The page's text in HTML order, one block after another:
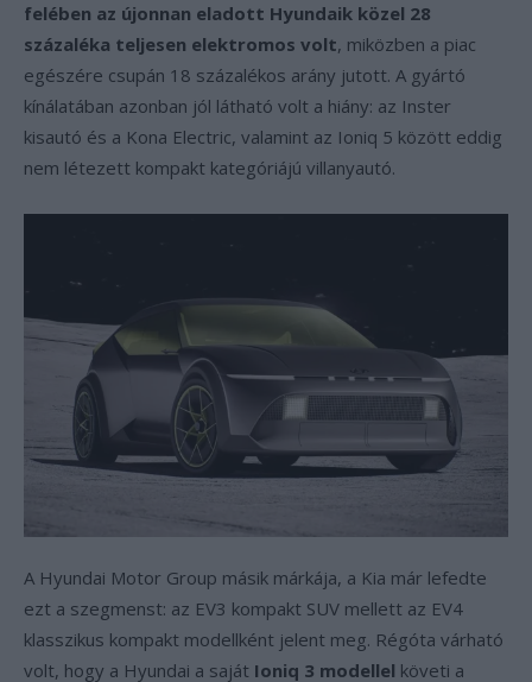
felében az újonnan eladott Hyundaik közel 28
százaléka teljesen elektromos volt, miközben a piac
egészére csupán 18 százalékos arány jutott. A gyártó
kínálatában azonban jól látható volt a hiány: az Inster
kisautó és a Kona Electric, valamint az Ioniq 5 között eddig
nem létezett kompakt kategóriájú villanyautó.
A Hyundai Motor Group másik márkája, a Kia már lefedte
ezt a szegmenst: az EV3 kompakt SUV mellett az EV4
klasszikus kompakt modellként jelent meg. Régóta várható
volt, hogy a Hyundai a saját Ioniq 3 modellel követi a